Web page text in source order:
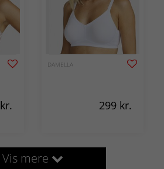
kr.
DAMELLA
299 kr.
Vis mere